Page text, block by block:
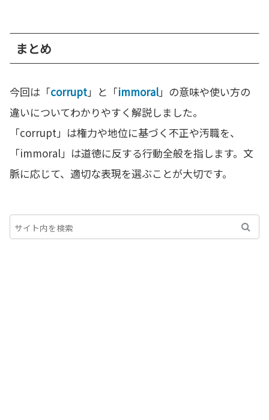
まとめ
今回は「corrupt」と「immoral」の意味や使い方の
違いについてわかりやすく解説しました。
「corrupt」は権力や地位に基づく不正や汚職を、
「immoral」は道徳に反する行動全般を指します。文
脈に応じて、適切な表現を選ぶことが大切です。